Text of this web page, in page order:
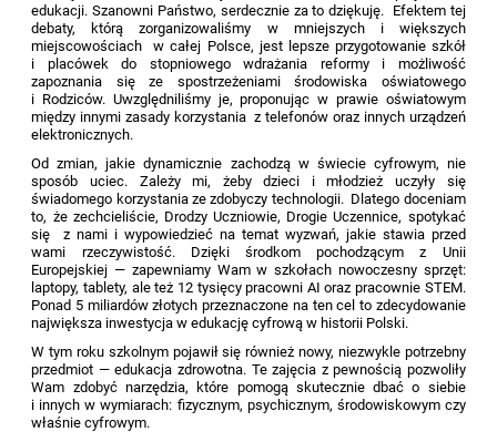
edukacji. Szanowni Państwo, serdecznie za to dziękuję. Efektem tej
debaty, którą zorganizowaliśmy w mniejszych i większych
miejscowościach w całej Polsce, jest lepsze przygotowanie szkół
i placówek do stopniowego wdrażania reformy i możliwość
zapoznania się ze spostrzeżeniami środowiska oświatowego
i Rodziców. Uwzględniliśmy je, proponując w prawie oświatowym
między innymi zasady korzystania z telefonów oraz innych urządzeń
elektronicznych.
Od zmian, jakie dynamicznie zachodzą w świecie cyfrowym, nie
sposób uciec. Zależy mi, żeby dzieci i młodzież uczyły się
świadomego korzystania ze zdobyczy technologii. Dlatego doceniam
to, że zechcieliście, Drodzy Uczniowie, Drogie Uczennice, spotykać
się z nami i wypowiedzieć na temat wyzwań, jakie stawia przed
wami rzeczywistość. Dzięki środkom pochodzącym z Unii
Europejskiej — zapewniamy Wam w szkołach nowoczesny sprzęt:
laptopy, tablety, ale też 12 tysięcy pracowni AI oraz pracownie STEM.
Ponad 5 miliardów złotych przeznaczone na ten cel to zdecydowanie
największa inwestycja w edukację cyfrową w historii Polski.
W tym roku szkolnym pojawił się również nowy, niezwykle potrzebny
przedmiot — edukacja zdrowotna. Te zajęcia z pewnością pozwoliły
Wam zdobyć narzędzia, które pomogą skutecznie dbać o siebie
i innych w wymiarach: fizycznym, psychicznym, środowiskowym czy
właśnie cyfrowym.